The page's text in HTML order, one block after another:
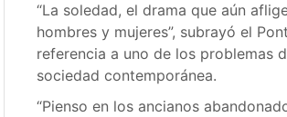
“La soledad, el drama que aún
hombres y mujeres”, subrayó el
referencia a uno de los problemas
sociedad contemporánea.
“Pienso en los ancianos